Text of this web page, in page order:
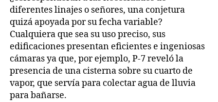
diferentes linajes o señores, una conjetura
quizá apoyada por su fecha variable?
Cualquiera que sea su uso preciso, sus
edificaciones presentan eficientes e ingeniosas
cámaras ya que, por ejemplo, P-7 reveló la
presencia de una cisterna sobre su cuarto de
vapor, que servía para colectar agua de lluvia
para bañarse.